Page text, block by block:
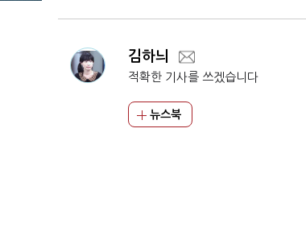
김하늬
적확한 기사를 쓰겠습니다
뉴스북